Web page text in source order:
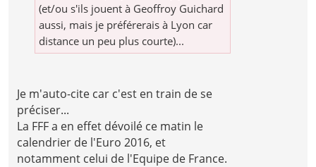
(et/ou s'ils jouent à Geoffroy Guichard
aussi, mais je préférerais à Lyon car
distance un peu plus courte)...
Je m'auto-cite car c'est en train de se
préciser...
La FFF a en effet dévoilé ce matin le
calendrier de l'Euro 2016, et
notamment celui de l'Equipe de France.